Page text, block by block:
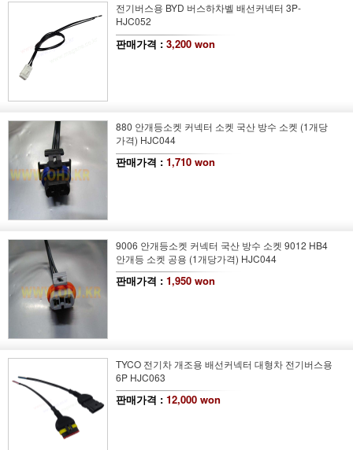
전기버스용 BYD 버스하차벨 배선커넥터 3P-
HJC052
판매가격 : 3,200 won
880 안개등소켓 커넥터 소켓 국산 방수 소켓 (1개당
가격) HJC044
판매가격 : 1,710 won
9006 안개등소켓 커넥터 국산 방수 소켓 9012 HB4
안개등 소켓 공용 (1개당가격) HJC044
판매가격 : 1,950 won
TYCO 전기차 개조용 배선커넥터 대형차 전기버스용
6P HJC063
판매가격 : 12,000 won